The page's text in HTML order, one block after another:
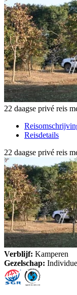
22 daagse privé reis
Reisdetails
22 daagse privé reis
Verblijf: Kamperen
Gezelschap: